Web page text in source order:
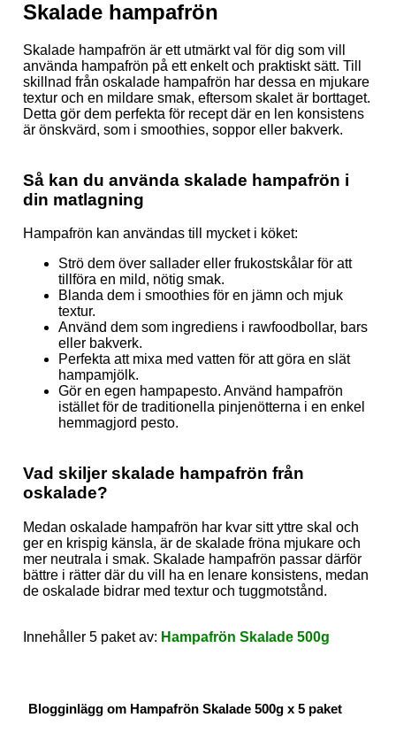
Skalade hampafrön
Skalade hampafrön är ett utmärkt val för dig som vill
använda hampafrön på ett enkelt och praktiskt sätt. Till
skillnad från oskalade hampafrön har dessa en mjukare
textur och en mildare smak, eftersom skalet är borttaget.
Detta gör dem perfekta för recept där en len konsistens
är önskvärd, som i smoothies, soppor eller bakverk.
Så kan du använda skalade hampafrön i
din matlagning
Hampafrön kan användas till mycket i köket:
Strö dem över sallader eller frukostskålar för att
tillföra en mild, nötig smak.
Blanda dem i smoothies för en jämn och mjuk
textur.
Använd dem som ingrediens i rawfoodbollar, bars
eller bakverk.
Perfekta att mixa med vatten för att göra en slät
hampamjölk.
Gör en egen hampapesto. Använd hampafrön
istället för de traditionella pinjenötterna i en enkel
hemmagjord pesto.
Vad skiljer skalade hampafrön från
oskalade?
Medan oskalade hampafrön har kvar sitt yttre skal och
ger en krispig känsla, är de skalade fröna mjukare och
mer neutrala i smak. Skalade hampafrön passar därför
bättre i rätter där du vill ha en lenare konsistens, medan
de oskalade bidrar med textur och tuggmotstånd.
Innehåller 5 paket av: Hampafrön Skalade 500g
Blogginlägg om Hampafrön Skalade 500g x 5 paket